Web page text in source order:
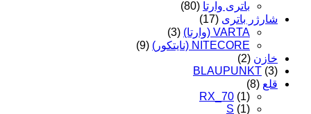
باتری وارتا (80)
شارژر باتری (17)
VARTA (وارتا)
(3)
NITECORE (نایتکور)
(9)
خازن (2)
BLAUPUNKT (3)
قلع (8)
RX_70 (1)
S (1)